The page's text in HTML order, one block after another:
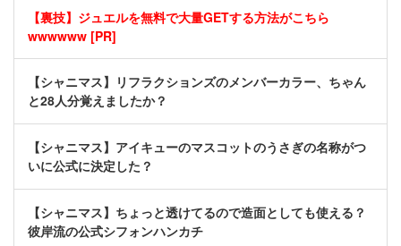
【裏技】ジュエルを無料で大量GETする方法がこちら
wwwwww [PR]
【シャニマス】リフラクションズのメンバーカラー、ちゃん
と28人分覚えましたか？
【シャニマス】アイキューのマスコットのうさぎの名称がつ
いに公式に決定した？
【シャニマス】ちょっと透けてるので造面としても使える？
彼岸流の公式シフォンハンカチ